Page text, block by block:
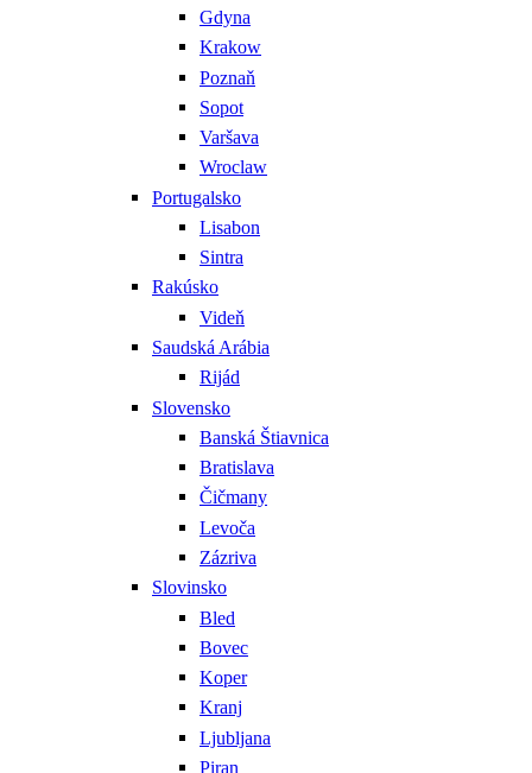
Gdyna
Krakow
Poznaň
Sopot
Varšava
Wroclaw
Portugalsko
Lisabon
Sintra
Rakúsko
Videň
Saudská Arábia
Rijád
Slovensko
Banská Štiavnica
Bratislava
Čičmany
Levoča
Zázriva
Slovinsko
Bled
Bovec
Koper
Kranj
Ljubljana
Piran